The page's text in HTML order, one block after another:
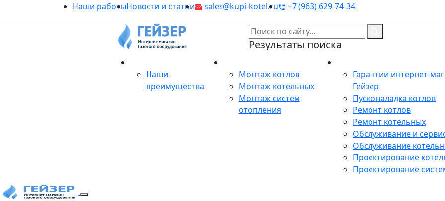
Наши работыНовости и статьи sales@kupi-kotel.ru +7 (963) 629-74-34
Результаты поиска
Наши
преимущества
Монтаж котлов
Монтаж котельных
Монтаж систем
отопления
Гарантии интернет-
Гейзер
Пусконаладка котлов
Ремонт котлов
Ремонт котельных
Обслуживание и
Обслуживание
Проектирование
Проектирование